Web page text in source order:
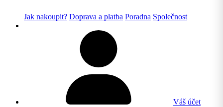
Jak nakoupit? Doprava a platba Poradna Společnost
Váš účet